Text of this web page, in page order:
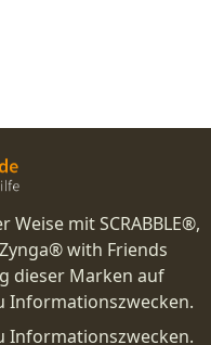
mit SCRABBLE®,
with Friends
dieser Marken auf
Informationszwecken.
Informationszwecken.